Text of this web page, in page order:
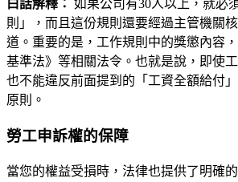
白話解釋： 如果公司有30人以上，就必
則」，而且這份規則還要經過主管機關
道。重要的是，工作規則中的獎懲內容
基準法》等相關法令。也就是說，即使
也不能違反前面提到的「工資全額給付
原則。
勞工申訴權的保障
當您的權益受損時，法律也提供了明確